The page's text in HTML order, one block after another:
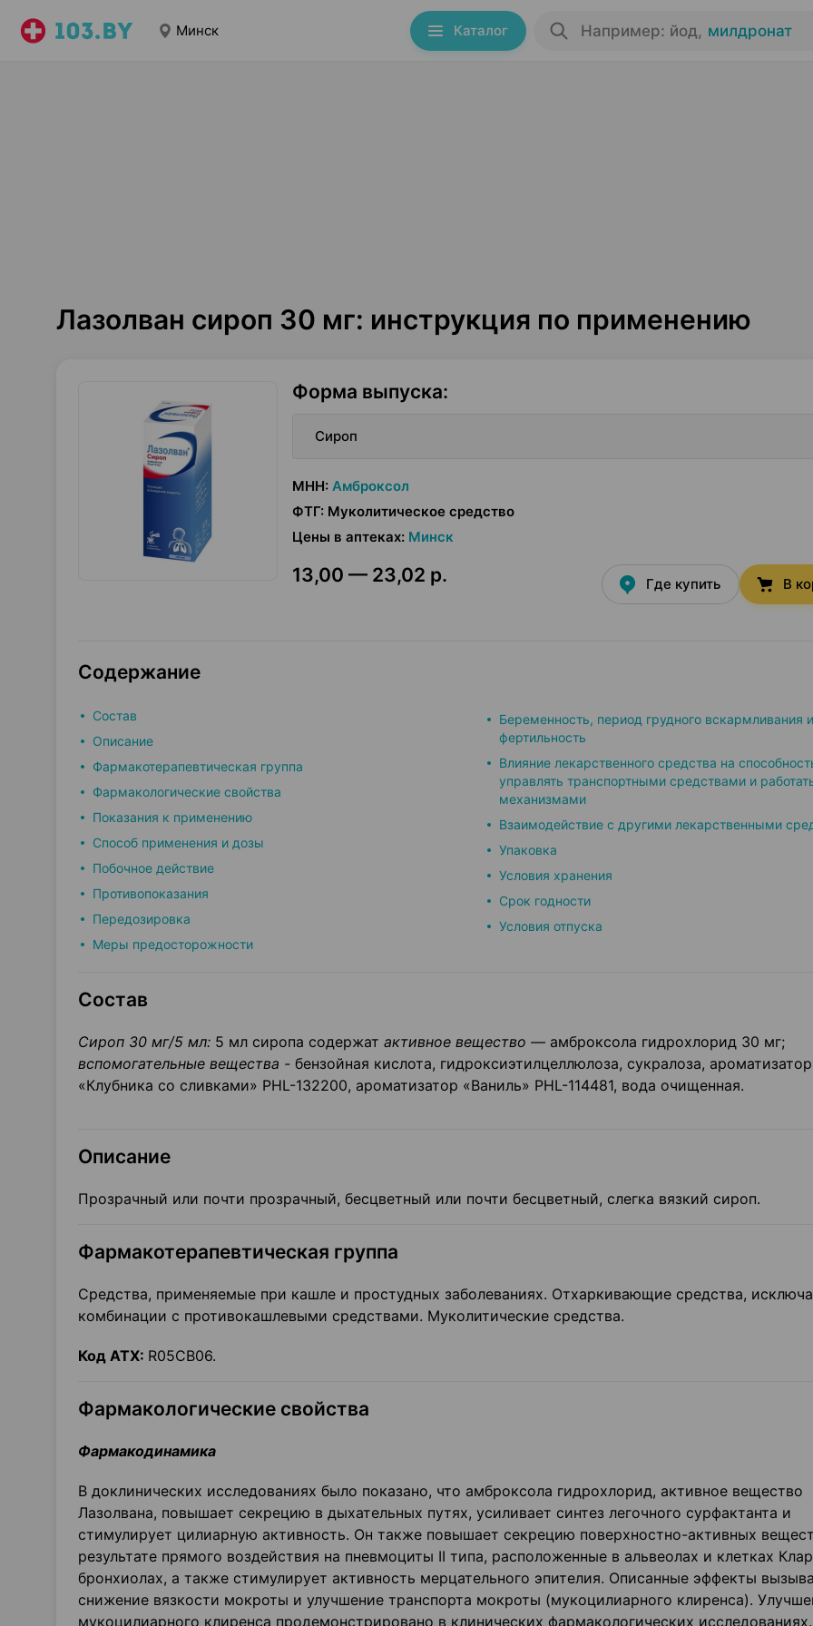
Минск Каталог Например: йод, милдронат
Лазолван сироп 30 мг: инструкция по применению
Форма выпуска:
Сироп
МНН: Амброксол
ФТГ: Муколитическое средство
Цены в аптеках: Минск
13,00 — 23,02 р. Где купить В
Содержание
Состав
Описание
Фармакотерапевтическая группа
Фармакологические свойства
Показания к применению
Способ применения и дозы
Побочное действие
Противопоказания
Передозировка
Меры предосторожности
Беременность, период грудного вскармливания и
фертильность
Влияние лекарственного средства на
управлять транспортными средствами и
механизмами
Взаимодействие с другими лекарственными
Упаковка
Условия хранения
Срок годности
Условия отпуска
Состав
Сироп 30 мг/5 мл: 5 мл сиропа содержат активное вещество — амброксола гидрохлорид 30 мг;
вспомогательные вещества - бензойная кислота, гидроксиэтилцеллюлоза, сукралоза, ароматизатор
«Клубника со сливками» PHL-132200, ароматизатор «Ваниль» PHL-114481, вода очищенная.
Описание
Прозрачный или почти прозрачный, бесцветный или почти бесцветный, слегка вязкий сироп.
Фармакотерапевтическая группа
Средства, применяемые при кашле и простудных заболеваниях. Отхаркивающие средства,
комбинации с противокашлевыми средствами. Муколитические средства.
Код ATX: R05CB06.
Фармакологические свойства
Фармакодинамика
В доклинических исследованиях было показано, что амброксола гидрохлорид, активное вещество
Лазолвана, повышает секрецию в дыхательных путях, усиливает синтез легочного сурфактанта и
стимулирует цилиарную активность. Он также повышает секрецию поверхностно-активных
результате прямого воздействия на пневмоциты II типа, расположенные в альвеолах и клетках
бронхиолах, а также стимулирует активность мерцательного эпителия. Описанные эффекты
снижение вязкости мокроты и улучшение транспорта мокроты (мукоцилиарного клиренса).
мукоцилиарного клиренса продемонстрировано в клинических фармакологических исследованиях.